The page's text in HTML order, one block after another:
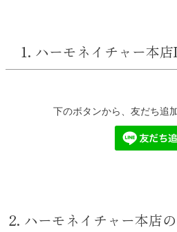
1. ハーモネイチャー本
下のボタンから、友だち追
2. ハーモネイチャー本店